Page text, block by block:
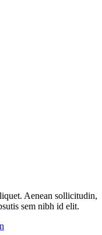
Aenean sollicitudin,
sem nibh id elit.